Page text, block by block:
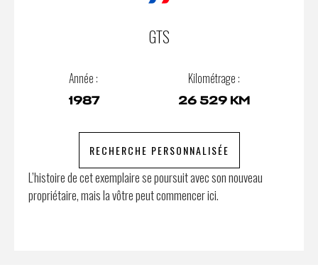
GTS
Année :
1987
Kilométrage :
26 529 KM
RECHERCHE PERSONNALISÉE
L’histoire de cet exemplaire se poursuit avec son nouveau
propriétaire, mais la vôtre peut commencer ici.